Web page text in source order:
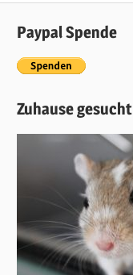
Paypal Spende
Zuhause gesucht